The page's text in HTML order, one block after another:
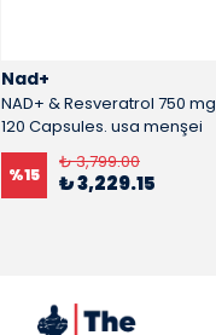
Nad+
NAD+ & Resveratrol 750 mg
120 Capsules. usa menşei
%15
₺ 3,799.00
₺ 3,229.15